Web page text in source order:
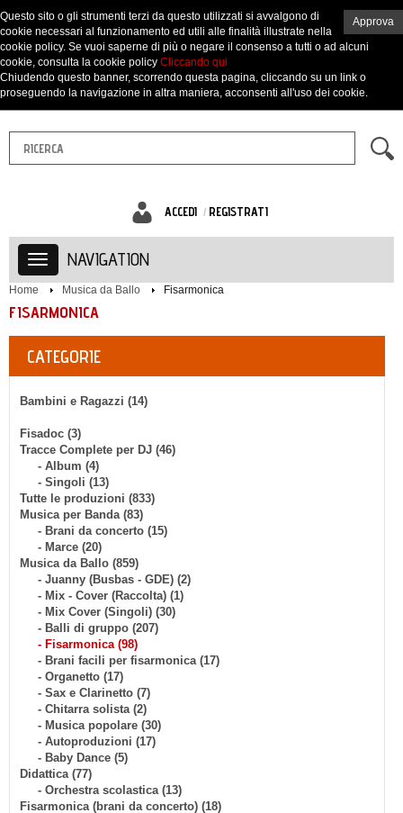
ACCEDI REGISTRATI
NAVIGATION
Home Musica da Ballo Fisarmonica
FISARMONICA
CATEGORIE
Bambini e Ragazzi (14)
Fisadoc (3)
Tracce Complete per DJ (46)
- Album (4)
- Singoli (13)
Tutte le produzioni (833)
Musica per Banda (83)
- Brani da concerto (15)
- Marce (20)
Musica da Ballo (859)
- Juanny (Busbas - GDE) (2)
- Mix - Cover (Raccolta) (1)
- Mix Cover (Singoli) (30)
- Balli di gruppo (207)
- Fisarmonica (98)
- Brani facili per fisarmonica (17)
- Organetto (17)
- Sax e Clarinetto (7)
- Chitarra solista (2)
- Musica popolare (30)
- Autoproduzioni (17)
- Baby Dance (5)
Didattica (77)
- Orchestra scolastica (13)
Fisarmonica (brani da concerto) (18)
Approva
Questo sito o gli strumenti terzi da questo utilizzati si avvalgono di
cookie necessari al funzionamento ed utili alle finalità illustrate nella
cookie policy. Se vuoi saperne di più o negare il consenso a tutti o ad alcuni
cookie, consulta la cookie policy Cliccando qui
Chiudendo questo banner, scorrendo questa pagina, cliccando su un link o
proseguendo la navigazione in altra maniera, acconsenti all'uso dei cookie.